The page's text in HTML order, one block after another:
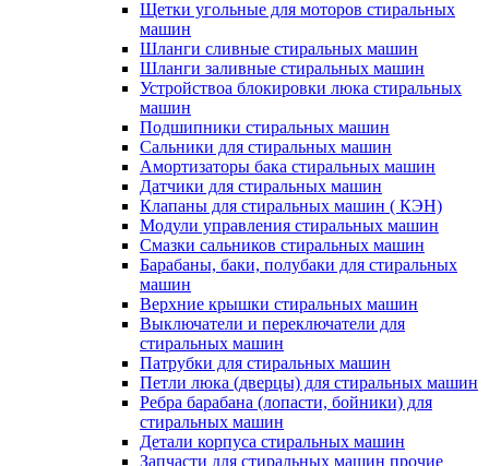
Щетки угольные для моторов стиральных
машин
Шланги сливные стиральных машин
Шланги заливные стиральных машин
Устройствоа блокировки люка стиральных
машин
Подшипники стиральных машин
Сальники для стиральных машин
Амортизаторы бака стиральных машин
Датчики для стиральных машин
Клапаны для стиральных машин ( КЭН)
Модули управления стиральных машин
Смазки сальников стиральных машин
Барабаны, баки, полубаки для стиральных
машин
Верхние крышки стиральных машин
Выключатели и переключатели для
стиральных машин
Патрубки для стиральных машин
Петли люка (дверцы) для стиральных машин
Ребра барабана (лопасти, бойники) для
стиральных машин
Детали корпуса стиральных машин
Запчасти для стиральных машин прочие